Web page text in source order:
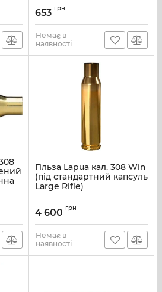
653 грн
Немає в
наявності
Гільза Lapua кал. 308 Win
(під стандартний капсуль
Large Rifle)
4 600 грн
Немає в
наявності